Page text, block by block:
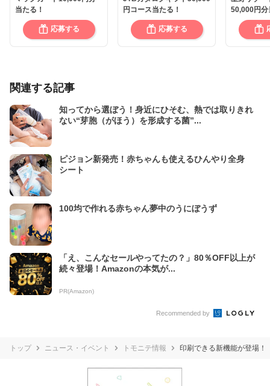
当たる！
応募する
円コース当たる！
応募する
50,000円分
関連する記事
知ってから選ぼう！身近にひそむ、熱では取りきれ
ない“芽胞（がほう）を形成する菌”...
ピジョン新発売！赤ちゃんも使えるひんやり全身
シート
100均で作れる赤ちゃん夢中のうにぼうず
「え、こんなセールやってたの？」80％OFF以上が
続々登場！Amazonの本気が...
PR(Amazon)
Recommended by
トップ ニュース・イベント トモニテ情報 印刷できる新機能が登場